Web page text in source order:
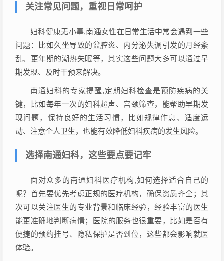
关注常见问题，重视日常呵护
妇科健康无小事,南通女性在日常生活中常会遇到一些
问题：比如久坐导致的盆腔炎、内分泌失调引发的月经紊
乱、更年期的潮热失眠等，其实这些问题大多可以通过早
期发现、及时干预来解决。
南通妇科的专家提醒,定期妇科检查是预防疾病的关
键，比如每年一次的妇科超声、宫颈筛查，能帮助早期发
现问题，保持良好的生活习惯，比如规律作息、适度运
动、注意个人卫生，也能有效降低妇科疾病的发生风险。
选择南通妇科，这些要点要记牢
面对众多的南通妇科医疗机构,如何选择适合自己的
呢？首先要优先考虑正规的医疗机构，确保资质齐全；其
次可以关注医生的专业背景和临床经验，经验丰富的医生
能更准确地判断病情；医院的服务也很重要，比如是否有
便捷的预约挂号、隐私保护是否到位，这些都会影响就医
体验。